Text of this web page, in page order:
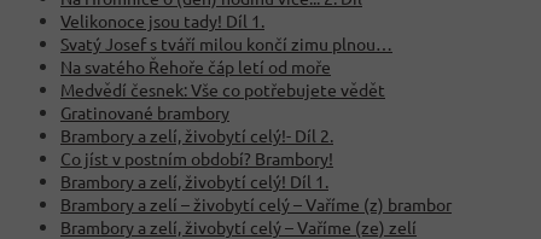
Velikonoce jsou tady! Díl 1.
Svatý Josef s tváří milou končí zimu plnou…
Na svatého Řehoře čáp letí od moře
Medvědí česnek: Vše co potřebujete vědět
Gratinované brambory
Brambory a zelí, živobytí celý!- Díl 2.
Co jíst v postním období? Brambory!
Brambory a zelí, živobytí celý! Díl 1.
Brambory a zelí – živobytí celý – Vaříme (z) brambor
Brambory a zelí, živobytí celý – Vaříme (ze) zelí